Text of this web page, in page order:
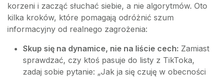
korzeni i zacząć słuchać siebie, a nie algorytmów. Oto
kilka kroków, które pomagają odróżnić szum
informacyjny od realnego zagrożenia:
Skup się na dynamice, nie na liście cech: Zamiast
sprawdzać, czy ktoś pasuje do listy z TikToka,
zadaj sobie pytanie: „Jak ja się czuję w obecności